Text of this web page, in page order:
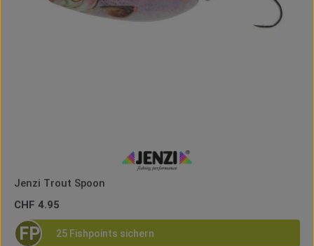
Jenzi Trout Spoon
Regulärer Preis:
CHF 4.95
FP 25 Fishpoints sichern